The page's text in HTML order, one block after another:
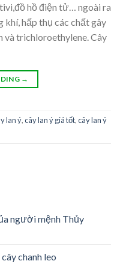
hồ điện tử… ngoài ra
khí, hấp thụ các chất gây
và trichloroethylene. Cây
→
lan ý,cây lan ý giá tốt,cây lan ý
người mệnh Thủy
chanh leo